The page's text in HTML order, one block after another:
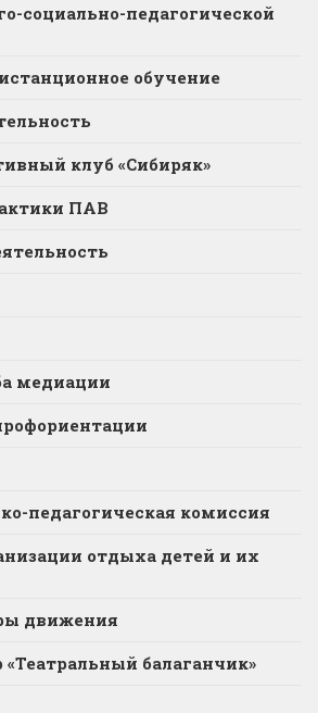
социально-педагогической
обучение
клуб «Сибиряк»
ПАВ
медиации
педагогическая комиссия
отдыха детей и их
движения
балаганчик»